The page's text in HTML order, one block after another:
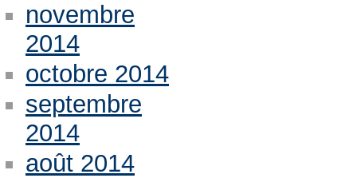
novembre
2014
octobre 2014
septembre
2014
août 2014